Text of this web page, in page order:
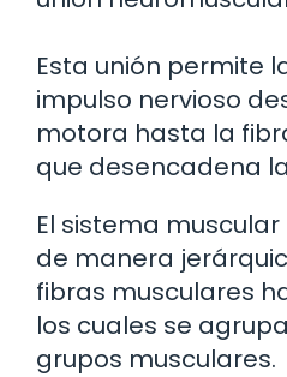
Esta unión permite
impulso nervioso
motora hasta la
que desencadena
El sistema
de manera
fibras musculares
los cuales se
grupos musculares.